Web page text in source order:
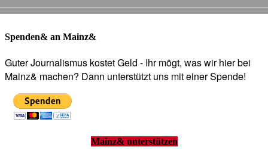
Spenden& an Mainz&
Guter Journalismus kostet Geld - Ihr mögt, was wir hier bei
Mainz& machen? Dann unterstützt uns mit einer Spende!
Mainz& unterstützen